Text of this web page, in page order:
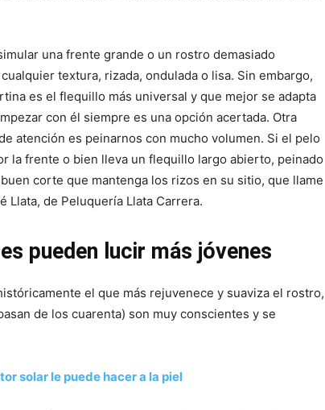
una frente grande o un rostro demasiado
textura, rizada, ondulada o lisa. Sin embargo,
es el flequillo más universal y que mejor se adapta
con él siempre es una opción acertada. Otra
atención es peinarnos con mucho volumen. Si el pelo
la frente o bien lleva un flequillo largo abierto, peinado
corte que mantenga los rizos en su sitio, que llame
Llata, de Peluquería Llata Carrera.
pueden lucir más jóvenes
el que más rejuvenece y suaviza el rostro,
de los cuarenta) son muy conscientes y se
solar le puede hacer a la piel